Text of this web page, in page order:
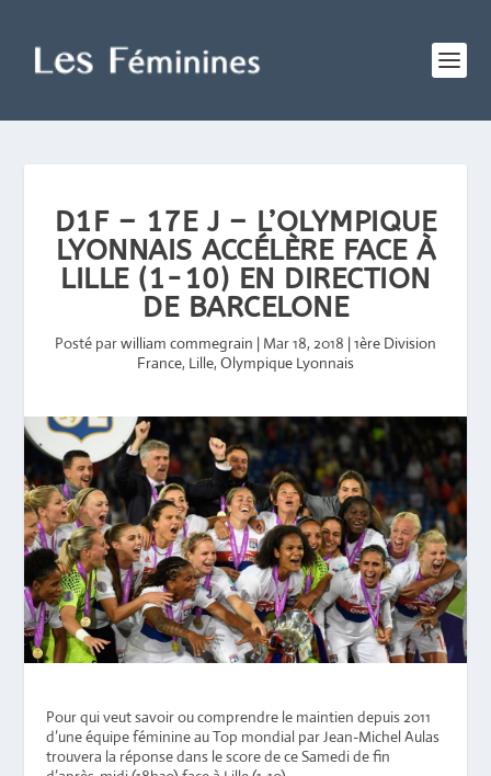
D1F – 17E J – L’OLYMPIQUE
LYONNAIS ACCÉLÈRE FACE À
LILLE (1-10) EN DIRECTION
DE BARCELONE
Posté parwilliam commegrain | Mar 18, 2018 |1ère Division
France, Lille, Olympique Lyonnais
Pour qui veut savoir ou comprendre le maintien depuis 2011
d’une équipe féminine au Top mondial par Jean-Michel Aulas
trouvera la réponse dans le score de ce Samedi de fin